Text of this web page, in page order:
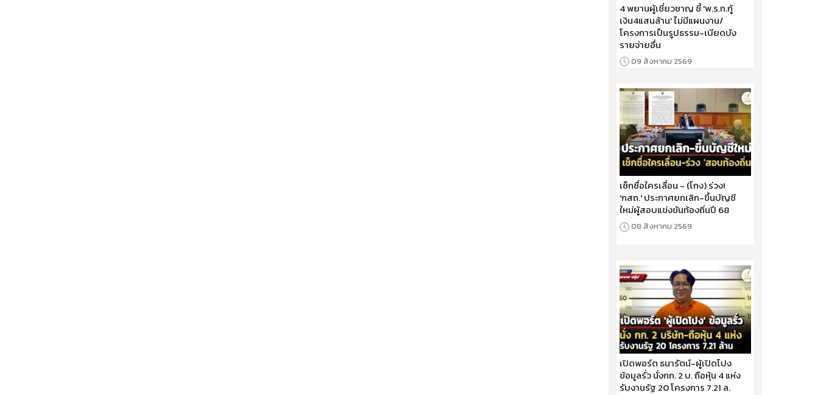
4 พยานผู้เชี่ยวชาญ ชี้ 'พ.ร.ก.กู้
เงิน4แสนล้าน' ไม่มีแผนงาน/
โครงการเป็นรูปธรรม-เบียดบัง
รายจ่ายอื่น
09 สิงหาคม 2569
เช็กชื่อใครเลื่อน - (โกง) ร่วง!
'กสถ.' ประกาศยกเลิก-ขึ้นบัญชี
ใหม่ผู้สอบแข่งขันท้องถิ่นปี 68
08 สิงหาคม 2569
เปิดพอร์ต ธนารัตน์-ผู้เปิดโปง
ข้อมูลรั่ว นั่งกก. 2 บ. ถือหุ้น 4 แห่ง
รับงานรัฐ 20 โครงการ 7.21 ล.